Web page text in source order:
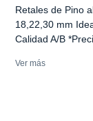
Retales de Pino
18,22,30 mm
Calidad A/B
Ver más